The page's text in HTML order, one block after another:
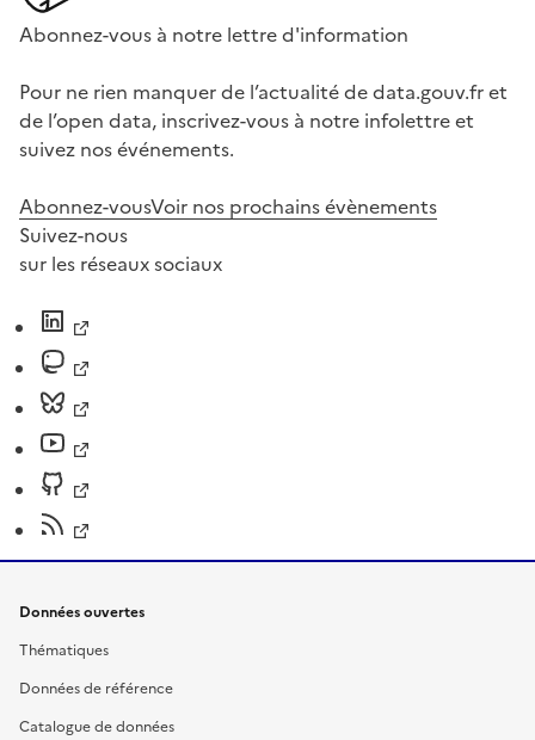
Abonnez-vous à notre lettre d'information
Pour ne rien manquer de l’actualité de data.gouv.fr et
de l’open data, inscrivez-vous à notre infolettre et
suivez nos événements.
Abonnez-vousVoir nos prochains évènements
Suivez-nous
sur les réseaux sociaux
Données ouvertes
Thématiques
Données de référence
Catalogue de données